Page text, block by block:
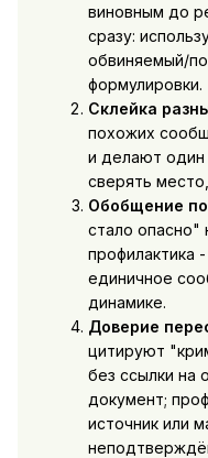
виновным до
сразу:
обвиняемый/
формулировки.
Склейка
похожих
и делают
сверять
Обобщение
стало опасно"
профилактика
единичное
динамике.
Доверие
цитируют
без ссылки на
документ;
источник или